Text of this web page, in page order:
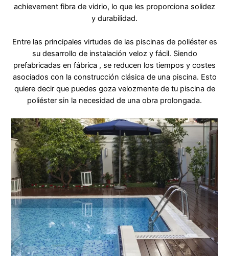
achievement fibra de vidrio, lo que les proporciona solidez
y durabilidad.
Entre las principales virtudes de las piscinas de poliéster es
su desarrollo de instalación veloz y fácil. Siendo
prefabricadas en fábrica , se reducen los tiempos y costes
asociados con la construcción clásica de una piscina. Esto
quiere decir que puedes goza velozmente de tu piscina de
poliéster sin la necesidad de una obra prolongada.